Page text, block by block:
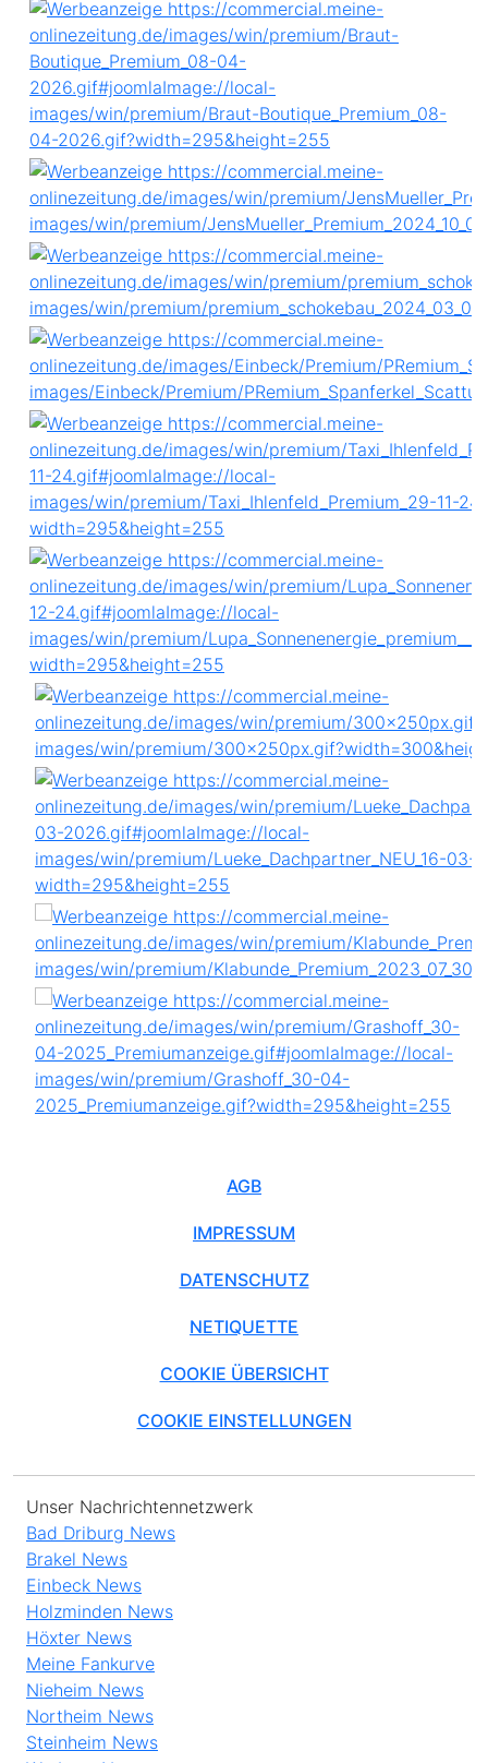
AGB
IMPRESSUM
DATENSCHUTZ
NETIQUETTE
COOKIE ÜBERSICHT
COOKIE EINSTELLUNGEN
Unser Nachrichtennetzwerk
Bad Driburg News
Brakel News
Einbeck News
Holzminden News
Höxter News
Meine Fankurve
Nieheim News
Northeim News
Steinheim News